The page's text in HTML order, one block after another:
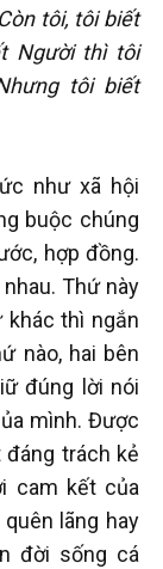
tôi, tôi biết
Người thì tôi
tôi biết
như xã hội
buộc chúng
hợp đồng.
Thứ này
khác thì ngắn
nào, hai bên
đúng lời nói
mình. Được
đáng trách kẻ
cam kết của
lãng hay
đời sống cá